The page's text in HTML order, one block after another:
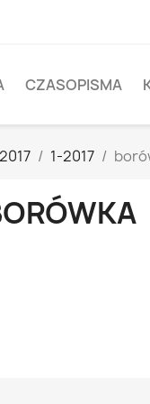
CZASOPISMA
2017 1-2017